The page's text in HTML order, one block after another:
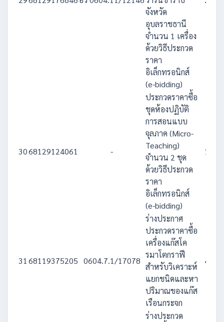
จังหวัด
อุบลราชธานี
จำนวน 1 เครื่อง
ด้วยวิธีประกวด
ราคา
อิเล็กทรอนิกส์
(e-bidding)
3068129124061 -
ประกวดราคาซื้อ
ชุดห้องปฏิบัติ
การสอนแบบ
จุลภาค (Micro-
Teaching)
จำนวน 2 ชุด
ด้วยวิธีประกวด
ราคา
อิเล็กทรอนิกส์
(e-bidding)
31 68119375205 0604.7.1/17078
ร่างประกาศ
ประกวดราคาซื้อ
เครื่องแก๊สโค
รมาโตกราฟี
สำหรับวิเคราะห์
แยกชนิดและหา
ปริมาณของแก๊ส
เรือนกระจก
ร่างประกวด